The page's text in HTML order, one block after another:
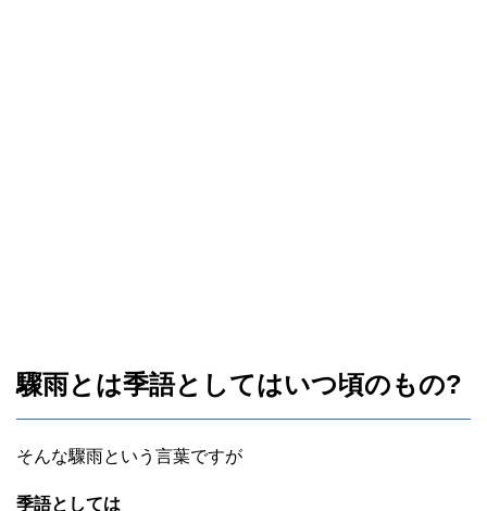
驟雨とは季語としてはいつ頃のもの?
そんな驟雨という言葉ですが
季語としては